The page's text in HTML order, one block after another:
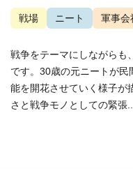
戦場 ニート 軍事会
戦争をテーマにしながらも
です。30歳の元ニートが
能を開花させていく様子が
さと戦争モノとしての緊張...